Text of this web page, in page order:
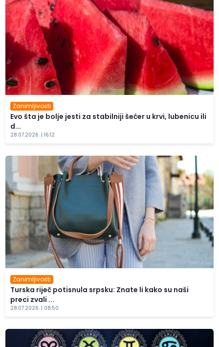
Zanimljivosti
Evo šta je bolje jesti za stabilniji šećer u krvi, lubenicu ili
d...
28.07.2026. | 16:12
Zanimljivosti
Turska riječ potisnula srpsku: Znate li kako su naši
preci zvali ...
28.07.2026. | 08:50